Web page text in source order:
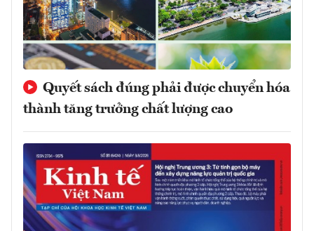
Quyết sách đúng phải được chuyển hóa
thành tăng trưởng chất lượng cao